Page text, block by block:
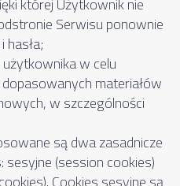
Serwisu ponownie
w celu
materiałów
w szczególności
są dwa zasadnicze
(session cookies)